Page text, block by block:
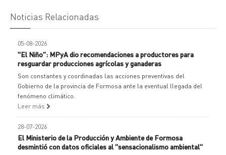
Noticias Relacionadas
05-08-2026
"El Niño": MPyA dio recomendaciones a productores para
resguardar producciones agrícolas y ganaderas
Son constantes y coordinadas las acciones preventivas del
Gobierno de la provincia de Formosa ante la eventual llegada del
fenómeno climático.
Leer más
28-07-2026
El Ministerio de la Producción y Ambiente de Formosa
desmintió con datos oficiales al "sensacionalismo ambiental"